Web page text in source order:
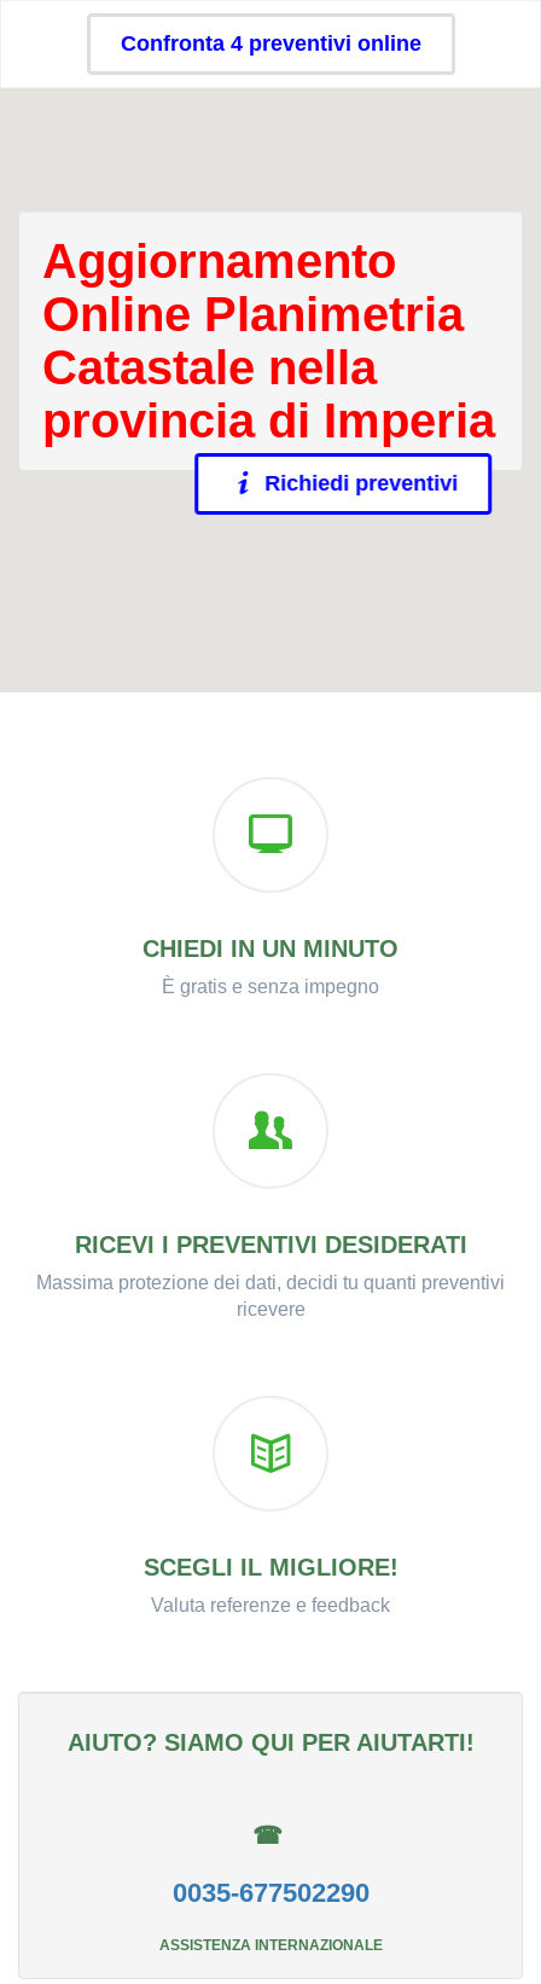
Confronta 4 preventivi online
Aggiornamento
Online Planimetria
Catastale nella
provincia di Imperia
Richiedi preventivi
CHIEDI IN UN MINUTO
È gratis e senza impegno
RICEVI I PREVENTIVI DESIDERATI
Massima protezione dei dati, decidi tu quanti preventivi
ricevere
SCEGLI IL MIGLIORE!
Valuta referenze e feedback
AIUTO? SIAMO QUI PER AIUTARTI!
☎
0035-677502290
ASSISTENZA INTERNAZIONALE